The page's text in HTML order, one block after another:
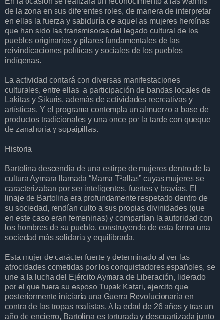
de la zona en sus diferentes roles, de manera de interpretar
en ellas la fuerza y sabiduría de aquellas mujeres heroínas
que han sido las transmisoras del legado cultural de los
pueblos originarios y pilares fundamentales de las
reivindicaciones políticas y sociales de los pueblos
indígenas.
La actividad contará con diversas manifestaciones
culturales, entre ellas la participación de bandas locales de
Lakitas y Sikuris, además de actividades recreativas y
artísticas. Y el programa contempla un almuerzo a base de
productos tradicionales y una once por la tarde con queque
de zanahoria y sopaipillas.
Historia
Bartolina descendía de una estirpe de mujeres dentro de la
cultura Aymara llamada “Mama T¹allas” cuyas mujeres se
caracterizaban por ser inteligentes, fuertes y bravías. El
linaje de Bartolina era profundamente respetado dentro de
su sociedad, rendían culto a sus propias divinidades (que
en este caso eran femeninas) y compartían la autoridad con
los hombres de su pueblo, construyendo de esta forma una
sociedad más solidaria y equilibrada.
Esta mujer de carácter fuerte y determinado al ver las
atrocidades cometidas por los conquistadores españoles, se
une a la lucha del Ejército Aymara de Liberación, liderado
por el que fuera su esposo Tupak Katari, ejercito que
posteriormente iniciaría una Guerra Revolucionaria en
contra de las tropas realistas. A la edad de 26 años y tras un
año de encierro, Bartolina es torturada y descuartizada junto